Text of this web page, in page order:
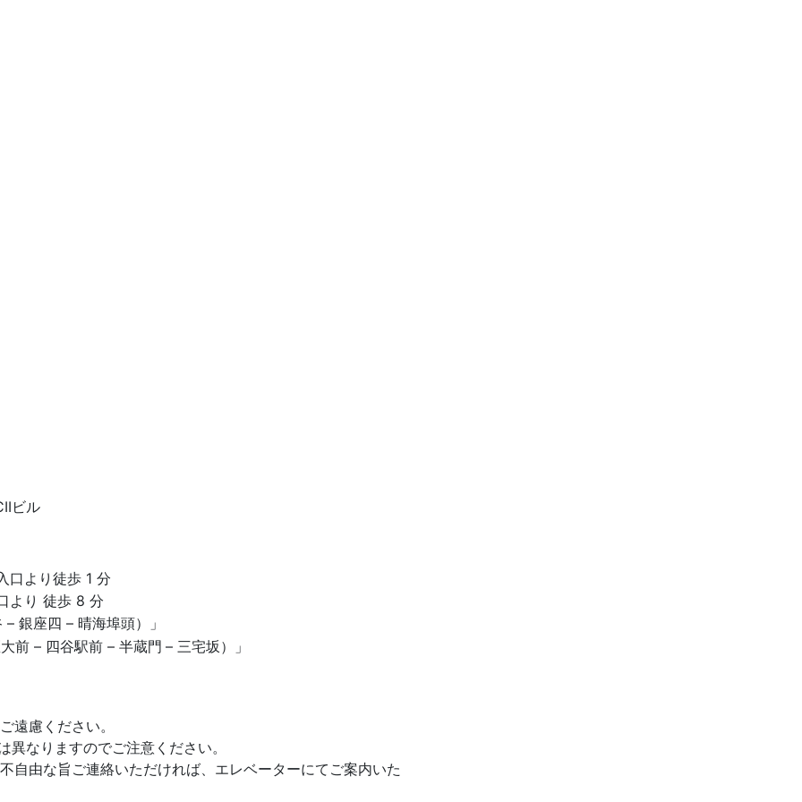
ビル
口より徒歩 1 分
より 徒歩 8 分
– 銀座四 – 晴海埠頭）」
前 – 四谷駅前 – 半蔵門 – 三宅坂）」
遠慮ください。
なりますのでご注意ください。
自由な旨ご連絡いただければ、エレベーターにてご案内いた